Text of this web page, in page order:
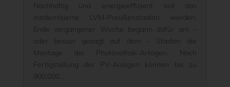
Nachhaltig und energieeffizient soll das
modernisierte LVM-Preußenstadion werden.
Ende vergangener Woche begann dafür am –
oder besser gesagt auf dem – Stadion die
Montage der Photovoltaik-Anlagen. Nach
Fertigstellung der PV-Anlagen können bis zu
900.000...